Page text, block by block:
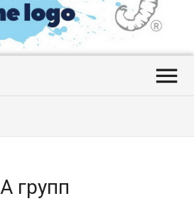

А групп